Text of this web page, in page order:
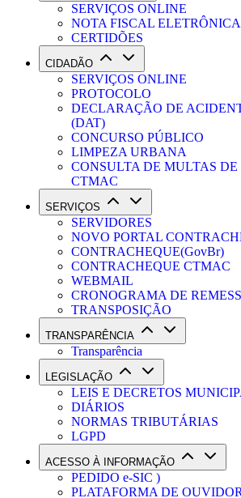
SERVIÇOS ONLINE
NOTA FISCAL ELETRÔNICA
CERTIDÕES
CIDADÃO
SERVIÇOS ONLINE
PROTOCOLO
DECLARAÇÃO DE
(DAT)
CONCURSO PÚBLICO
LIMPEZA URBANA
CONSULTA DE MULTAS
CTMAC
SERVIÇOS
SERVIDORES
NOVO PORTAL
CONTRACHEQUE(GovBr)
CONTRACHEQUE CTMAC
WEBMAIL
CRONOGRAMA DE
TRANSPOSIÇÃO
TRANSPARÊNCIA
Transparência
LEGISLAÇÃO
LEIS E DECRETOS
DIÁRIOS
NORMAS TRIBUTÁRIAS
LGPD
ACESSO À INFORMAÇÃO
PEDIDO e-SIC )
PLATAFORMA DE